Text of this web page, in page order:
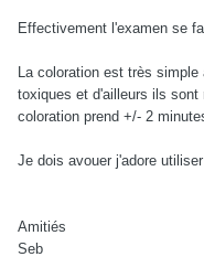
Effectivement l'examen se
La coloration est très
toxiques et d'ailleurs ils sont
coloration prend +/- 2
Je dois avouer j'adore
Amitiés
Seb